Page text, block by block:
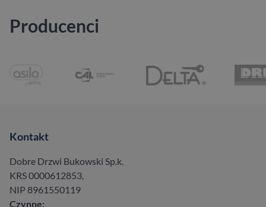
Producenci
Kontakt
Dobre Drzwi Bukowski Sp.k.
KRS 0000612853,
NIP 8961550119
Czynne: